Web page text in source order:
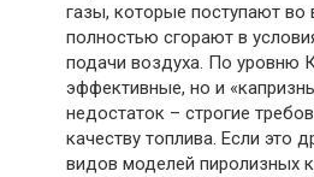
газы, которые поступают во
полностью сгорают в
подачи воздуха. По уровню
эффективные, но и
недостаток – строгие
качеству топлива. Если это
видов моделей пиролизных